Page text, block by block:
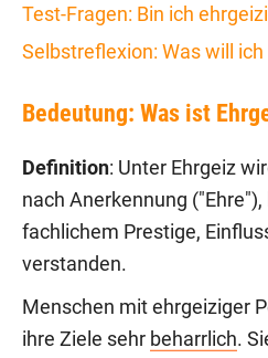
Test-Fragen: Bin ich
Selbstreflexion: Was will
Bedeutung: Was ist
Definition: Unter Ehrgeiz
nach Anerkennung
fachlichem Prestige,
verstanden.
Menschen mit ehrgeiziger
ihre Ziele sehr beharrlich.